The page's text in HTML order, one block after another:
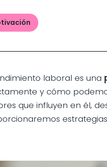
laboral es una
y cómo
que influyen en él,